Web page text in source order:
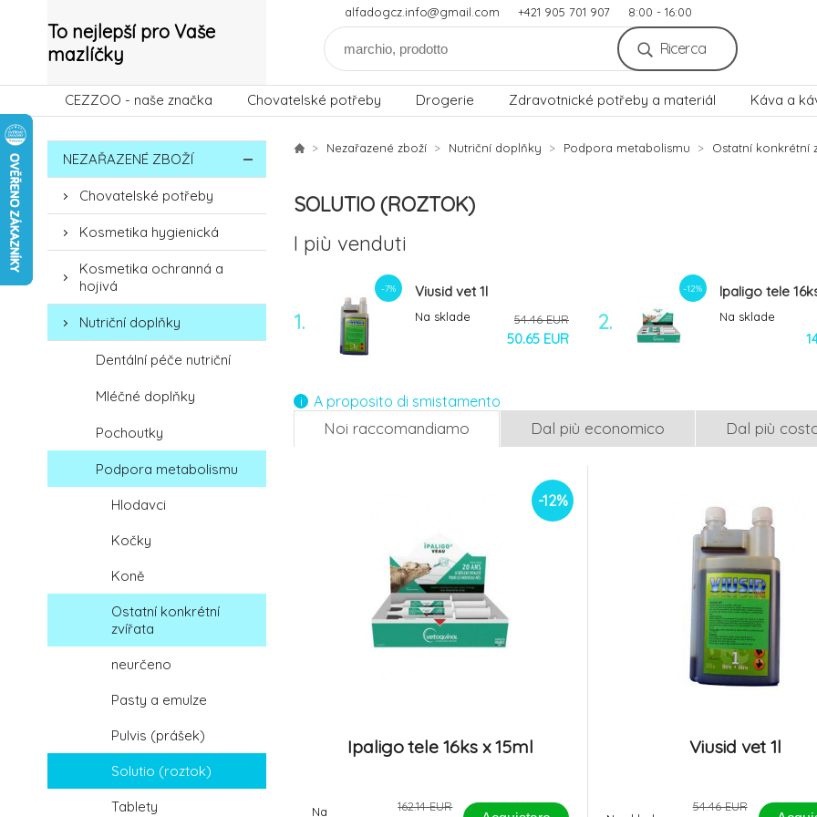
To nejlepší pro Vaše
mazlíčky
alfadogcz.info@gmail.com +421 905 701 907 8:00 - 16:00
Ricerca
CEZZOO - naše značka Chovatelské potřeby Drogerie Zdravotnické potřeby a materiál Káva a
NEZAŘAZENÉ ZBOŽÍ
Chovatelské potřeby
Kosmetika hygienická
Kosmetika ochranná a
hojivá
Nutriční doplňky
Dentální péče nutriční
Mléčné doplňky
Pochoutky
Podpora metabolismu
Hlodavci
Kočky
Koně
Ostatní konkrétní
zvířata
neurčeno
Pasty a emulze
Pulvis (prášek)
Solutio (roztok)
Tablety
Nezařazené zboží Nutriční doplňky Podpora metabolismu Ostatní konkrétní
SOLUTIO (ROZTOK)
I più venduti
1.
-7% Viusid vet 1l
Na sklade 54.46 EUR
50.65 EUR
2.
-12% Ipaligo tele
Na sklade
A proposito di smistamento
Noi raccomandiamo Dal più economico Dal più
-12%
Ipaligo tele 16ks x 15ml
Na
162.14 EUR
Viusid vet 1l
54.46 EUR